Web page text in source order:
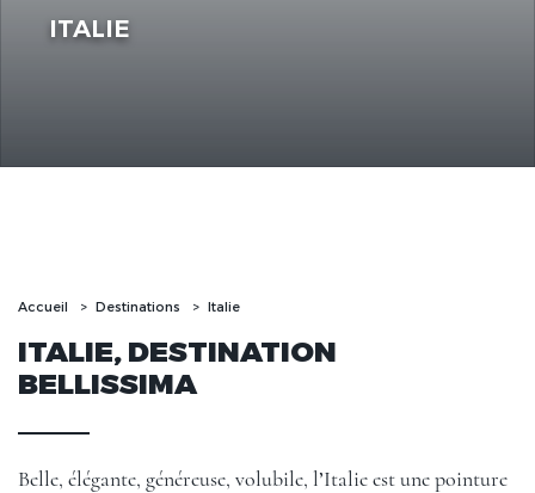
ITALIE
Accueil Destinations Italie
ITALIE, DESTINATION
BELLISSIMA
Belle, élégante, généreuse, volubile, l’Italie est une pointure